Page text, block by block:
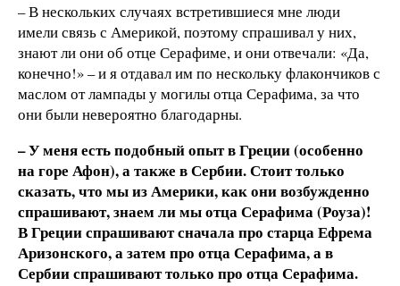
– В нескольких случаях встретившиеся мне люди
имели связь с Америкой, поэтому спрашивал у них,
знают ли они об отце Серафиме, и они отвечали: «Да,
конечно!» – и я отдавал им по нескольку флакончиков с
маслом от лампады у могилы отца Серафима, за что
они были невероятно благодарны.
– У меня есть подобный опыт в Греции (особенно
на горе Афон), а также в Сербии. Стоит только
сказать, что мы из Америки, как они возбужденно
спрашивают, знаем ли мы отца Серафима (Роуза)!
В Греции спрашивают сначала про старца Ефрема
Аризонского, а затем про отца Серафима, а в
Сербии спрашивают только про отца Серафима.